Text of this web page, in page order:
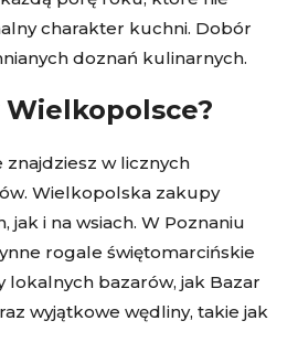
charakter kuchni. Dobór
doznań kulinarnych.
w licznych
Wielkopolska zakupy
i na wsiach. W Poznaniu
rogale świętomarcińskie
bazarów, jak Bazar
wyjątkowe wędliny, takie jak